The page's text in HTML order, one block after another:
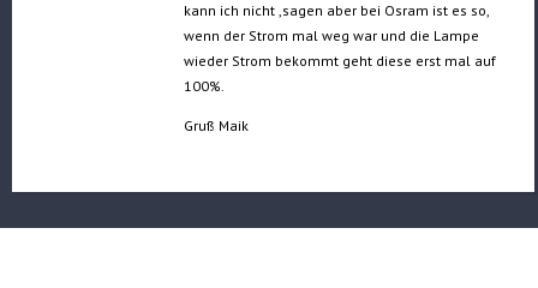
kann ich nicht ,sagen aber bei Osram ist es so,
wenn der Strom mal weg war und die Lampe
wieder Strom bekommt geht diese erst mal auf
100%.
Gruß Maik